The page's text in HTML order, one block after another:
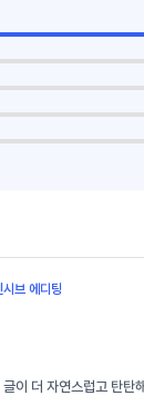
시브 에디팅
이 더 자연스럽고 탄탄